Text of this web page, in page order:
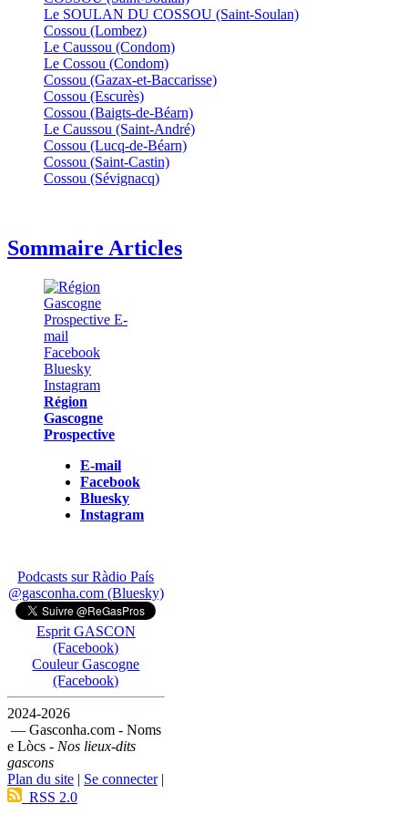
Le SOULAN DU COSSOU (Saint-Soulan)
Cossou (Lombez)
Le Caussou (Condom)
Le Cossou (Condom)
Cossou (Gazax-et-Baccarisse)
Cossou (Escurès)
Cossou (Baigts-de-Béarn)
Le Caussou (Saint-André)
Cossou (Lucq-de-Béarn)
Cossou (Saint-Castin)
Cossou (Sévignacq)
Sommaire Articles
Région
Gascogne
Prospective
E-mail
Facebook
Bluesky
Instagram
Podcasts sur Ràdio País
@gasconha.com (Bluesky)
Esprit GASCON
(Facebook)
Couleur Gascogne
(Facebook)
2024-2026
— Gasconha.com - Noms
e Lòcs - Nos lieux-dits
gascons
Plan du site | Se connecter|
RSS 2.0